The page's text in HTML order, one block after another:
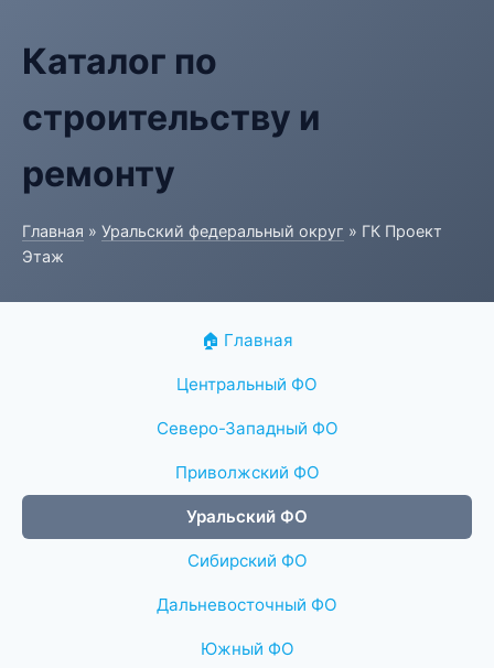
Каталог по
строительству и
ремонту
Главная » Уральский федеральный округ » ГК Проект
Этаж
🏠 Главная
Центральный ФО
Северо-Западный ФО
Приволжский ФО
Уральский ФО
Сибирский ФО
Дальневосточный ФО
Южный ФО